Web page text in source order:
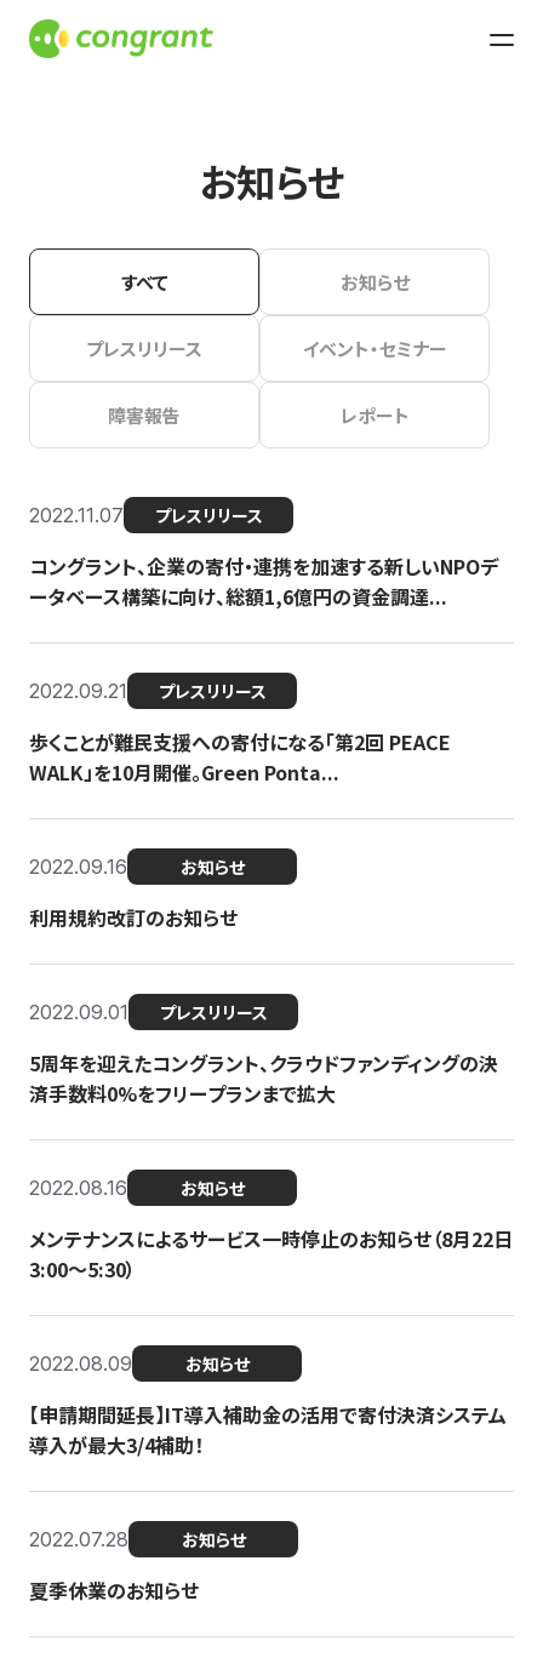
お知らせ
すべて お知らせ
プレスリリース イベント・セミナー
障害報告 レポート
2022.11.07 プレスリリース
コングラント、企業の寄付・連携を加速する新しいNPOデ
ータベース構築に向け、総額1,6億円の資金調達...
2022.09.21 プレスリリース
歩くことが難民支援への寄付になる「第2回 PEACE
WALK」を10月開催。Green Ponta...
2022.09.16 お知らせ
利用規約改訂のお知らせ
2022.09.01 プレスリリース
5周年を迎えたコングラント、クラウドファンディングの決
済手数料0%をフリープランまで拡大
2022.08.16 お知らせ
メンテナンスによるサービス一時停止のお知らせ（8月22日
3:00〜5:30）
2022.08.09 お知らせ
【申請期間延長】IT導入補助金の活用で寄付決済システム
導入が最大3/4補助！
2022.07.28 お知らせ
夏季休業のお知らせ